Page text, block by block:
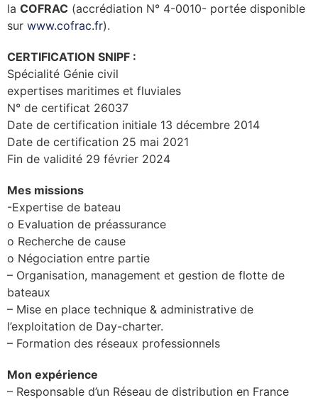
la COFRAC (accrédiation N° 4-0010- portée disponible
sur www.cofrac.fr).
CERTIFICATION SNIPF :
Spécialité Génie civil
expertises maritimes et fluviales
N° de certificat 26037
Date de certification initiale 13 décembre 2014
Date de certification 25 mai 2021
Fin de validité 29 février 2024
Mes missions
-Expertise de bateau
o Evaluation de préassurance
o Recherche de cause
o Négociation entre partie
– Organisation, management et gestion de flotte de
bateaux
– Mise en place technique & administrative de
l’exploitation de Day-charter.
– Formation des réseaux professionnels
Mon expérience
– Responsable d’un Réseau de distribution en France